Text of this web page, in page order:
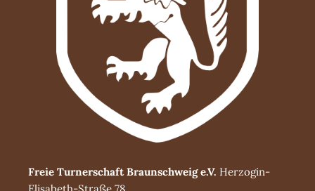
Freie Turnerschaft Braunschweig e.V. Herzogin-